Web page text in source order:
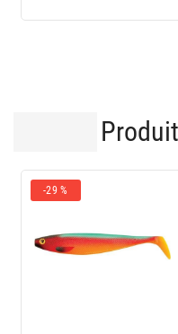
-29 %